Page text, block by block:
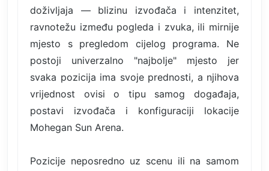
doživljaja — blizinu izvođača i intenzitet,
ravnotežu između pogleda i zvuka, ili mirnije
mjesto s pregledom cijelog programa. Ne
postoji univerzalno "najbolje" mjesto jer
svaka pozicija ima svoje prednosti, a njihova
vrijednost ovisi o tipu samog događaja,
postavi izvođača i konfiguraciji lokacije
Mohegan Sun Arena.
Pozicije neposredno uz scenu ili na samom